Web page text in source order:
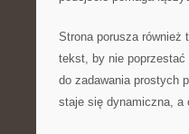
Strona porusza również
tekst, by nie
do zadawania prostych
staje się dynamiczna, a